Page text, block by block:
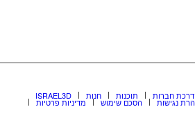
ISRAEL3D חנות תוכנות חברות
מדיניות פרטיות הסכם שימוש נגישות